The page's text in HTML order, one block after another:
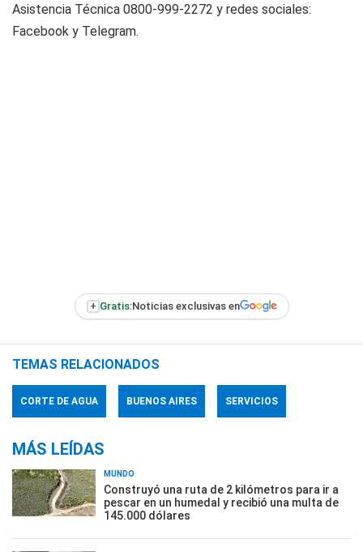
Asistencia Técnica 0800-999-2272 y redes sociales:
Facebook y Telegram.
+ Gratis:Noticias exclusivas en
TEMAS RELACIONADOS
CORTE DE AGUA BUENOS AIRES SERVICIOS
MÁS LEÍDAS
MUNDO
Construyó una ruta de 2 kilómetros para ir a
pescar en un humedal y recibió una multa de
145.000 dólares